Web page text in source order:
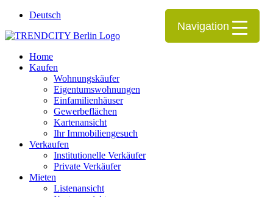
Deutsch
Home
Kaufen
Wohnungskäufer
Eigentumswohnungen
Einfamilienhäuser
Gewerbeflächen
Kartenansicht
Ihr Immobiliengesuch
Verkaufen
Institutionelle Verkäufer
Private Verkäufer
Mieten
Listenansicht
Navigation